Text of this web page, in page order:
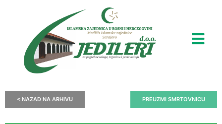
< NAZAD NA ARHIVU PREUZMI SMRTOVNICU